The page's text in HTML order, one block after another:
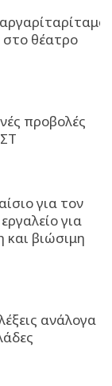
θέατρο
προβολές
για τον
για
βιώσιμη
ανάλογα